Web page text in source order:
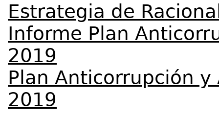
Estrategia de
Informe Plan
2019
Plan Anticorrupción
2019